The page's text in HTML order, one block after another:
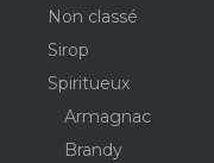
Non classé
Sirop
Spiritueux
Armagnac
Brandy